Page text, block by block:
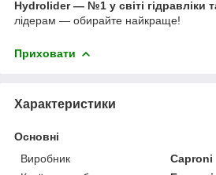
Hydrolider — №1 у світі гідравліки
лідерам — обирайте найкраще!
Приховати
Характеристики
Основні
Виробник
Caproni